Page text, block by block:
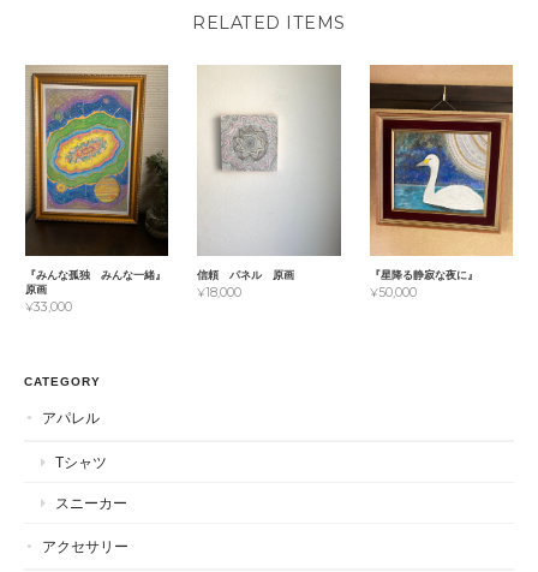
RELATED ITEMS
『みんな孤独 みんな一緒』
原画
¥33,000
信頼 パネル 原画
¥18,000
『星降る静寂な夜に』
¥50,000
CATEGORY
アパレル
Tシャツ
スニーカー
アクセサリー